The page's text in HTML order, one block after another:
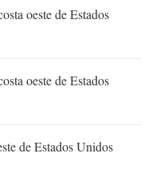
oeste de Estados
oeste de Estados
de Estados Unidos